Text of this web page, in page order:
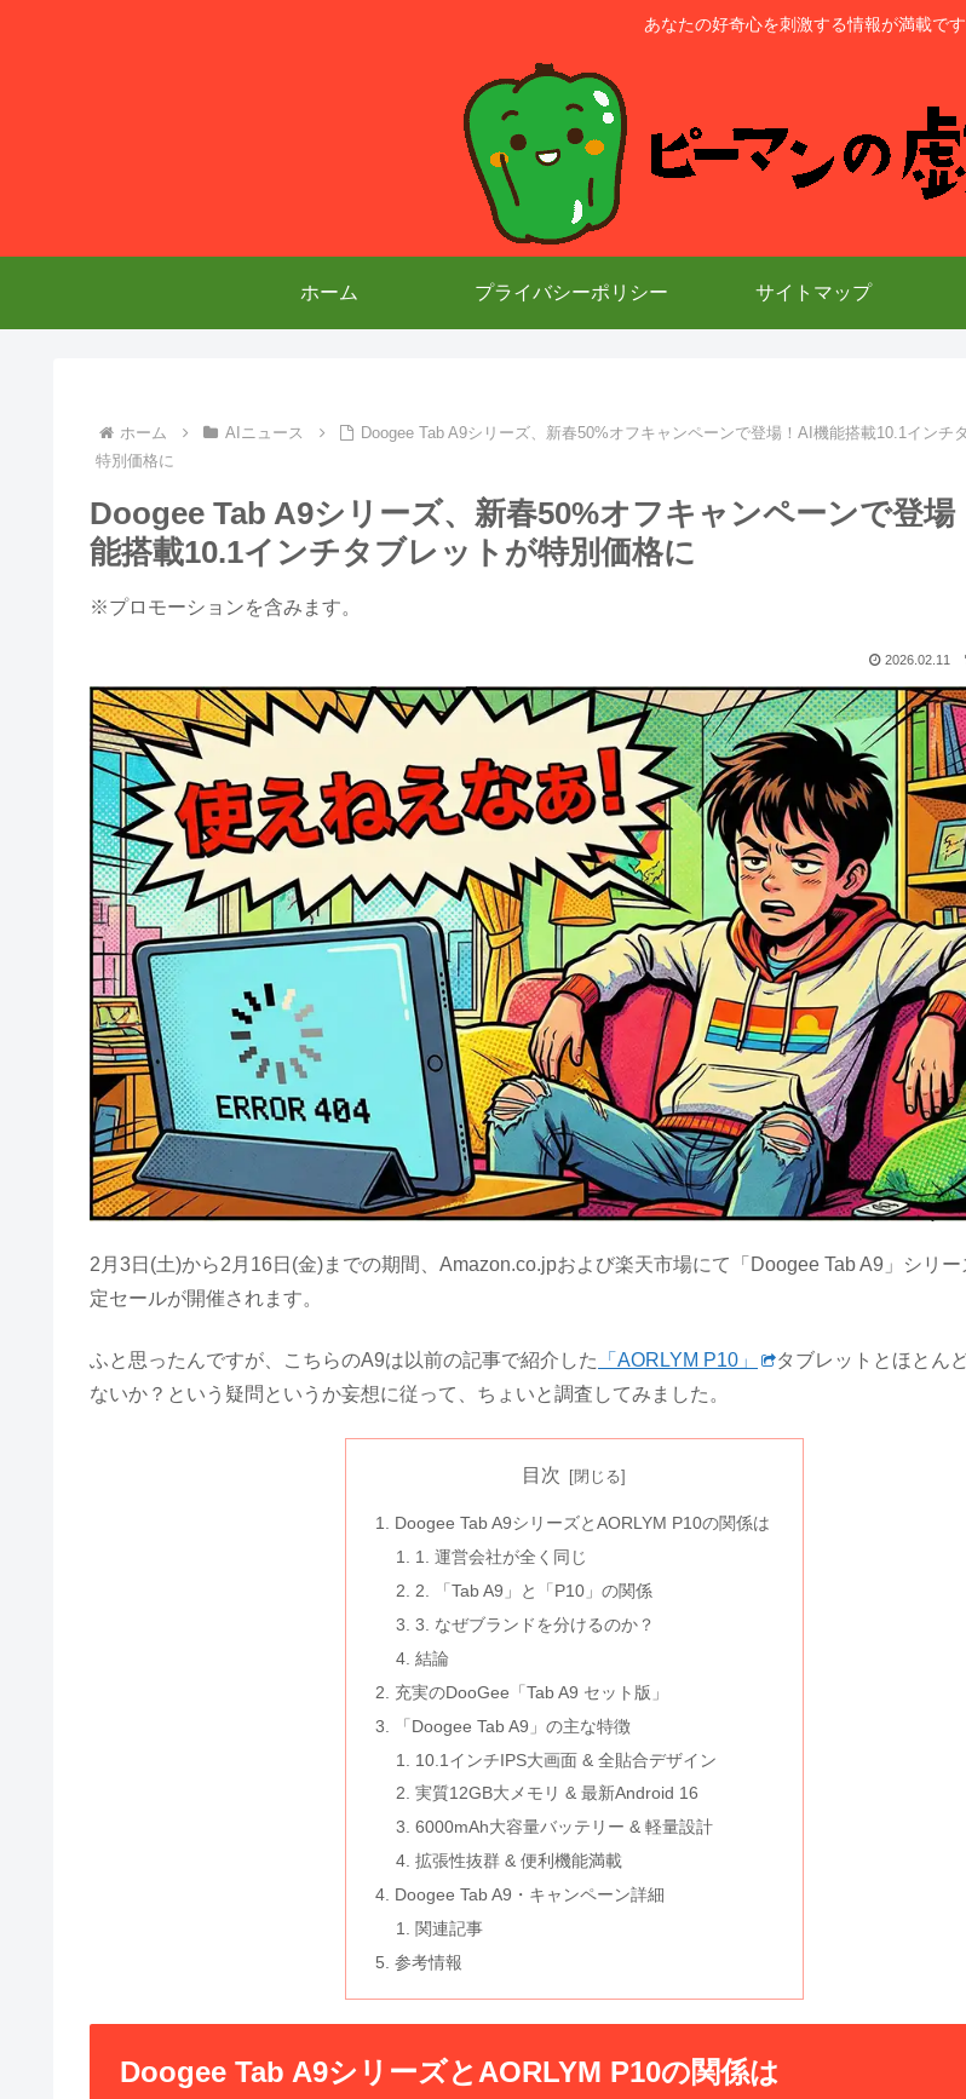
あなたの好奇心を刺激する情報が満載です
ホーム プライバシーポリシー サイトマップ
ホーム AIニュース
Doogee Tab A9シリーズ、新春50%オフキャンペーンで登場！AI機能搭載10.1インチ
特別価格に
Doogee Tab A9シリーズ、新春50%オフキャンペーンで登場
能搭載10.1インチタブレットが特別価格に
※プロモーションを含みます。
2026.02.11
2月3日(土)から2月16日(金)までの期間、Amazon.co.jpおよび楽天市場にて「Doogee Tab A9」シリー
定セールが開催されます。
ふと思ったんですが、こちらのA9は以前の記事で紹介した 「AORLYM P10」
タブレットとほとん
ないか？という疑問というか妄想に従って、ちょいと調査してみました。
目次
Doogee Tab A9シリーズとAORLYM P10の関係は
1. 運営会社が全く同じ
2. 「Tab A9」と「P10」の関係
3. なぜブランドを分けるのか？
結論
充実のDooGee「Tab A9 セット版」
「Doogee Tab A9」の主な特徴
10.1インチIPS大画面 & 全貼合デザイン
実質12GB大メモリ & 最新Android 16
6000mAh大容量バッテリー & 軽量設計
拡張性抜群 & 便利機能満載
Doogee Tab A9・キャンペーン詳細
関連記事
参考情報
Doogee Tab A9シリーズとAORLYM P10の関係は